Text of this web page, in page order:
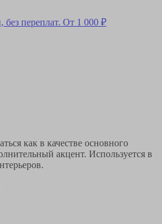
без переплат. От 1 000 ₽
как в качестве основного
акцент. Используется в